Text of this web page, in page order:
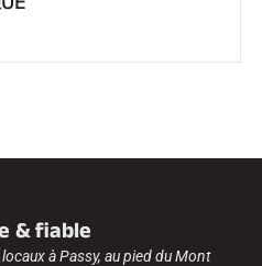
& fiable
à Passy, au pied du Mont